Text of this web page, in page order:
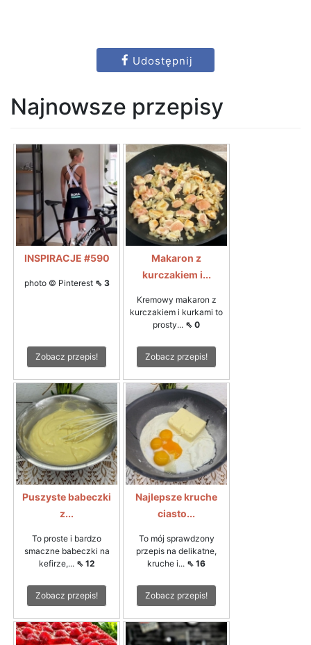
Udostępnij
Najnowsze przepisy
INSPIRACJE #590
photo © Pinterest ⇖ 3
Zobacz przepis!
Makaron z
kurczakiem i...
Kremowy makaron z
kurczakiem i kurkami to
prosty... ⇖ 0
Zobacz przepis!
Puszyste babeczki
z...
To proste i bardzo
smaczne babeczki na
kefirze,... ⇖ 12
Zobacz przepis!
Najlepsze kruche
ciasto...
To mój sprawdzony
przepis na delikatne,
kruche i... ⇖ 16
Zobacz przepis!